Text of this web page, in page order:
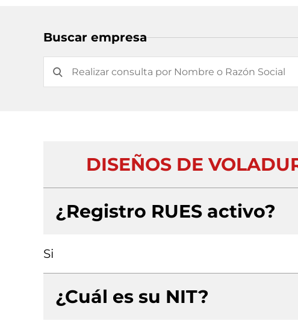
Buscar empresa
DISEÑOS DE
¿Registro RUES activo?
Si
¿Cuál es su NIT?